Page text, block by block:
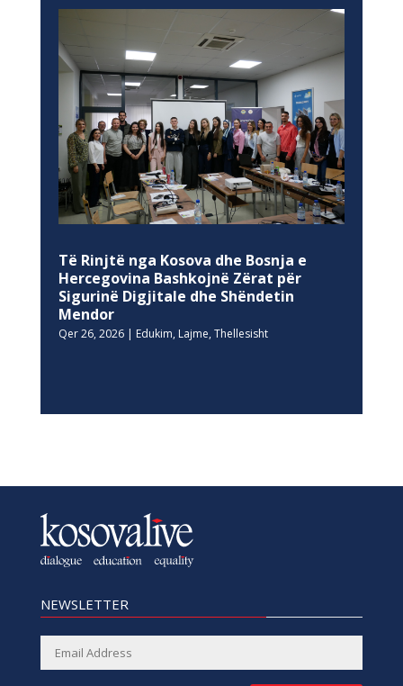
Të Rinjtë nga Kosova dhe Bosnja e
Hercegovina Bashkojnë Zërat për
Sigurinë Digjitale dhe Shëndetin
Mendor
Qer 26, 2026| Edukim, Lajme, Thellesisht
NEWSLETTER